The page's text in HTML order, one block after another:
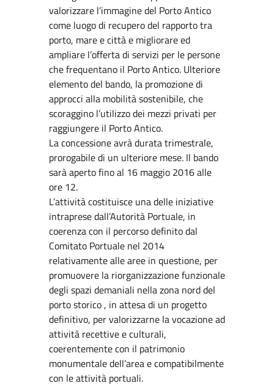
valorizzare l’immagine del Porto Antico
come luogo di recupero del rapporto tra
porto, mare e città e migliorare ed
ampliare l’offerta di servizi per le persone
che frequentano il Porto Antico. Ulteriore
elemento del bando, la promozione di
approcci alla mobilità sostenibile, che
scoraggino l’utilizzo dei mezzi privati per
raggiungere il Porto Antico.
La concessione avrà durata trimestrale,
prorogabile di un ulteriore mese. Il bando
sarà aperto fino al 16 maggio 2016 alle
ore 12.
L’attività costituisce una delle iniziative
intraprese dall’Autorità Portuale, in
coerenza con il percorso definito dal
Comitato Portuale nel 2014
relativamente alle aree in questione, per
promuovere la riorganizzazione funzionale
degli spazi demaniali nella zona nord del
porto storico , in attesa di un progetto
definitivo, per valorizzarne la vocazione ad
attività recettive e culturali,
coerentemente con il patrimonio
monumentale dell’area e compatibilmente
con le attività portuali.